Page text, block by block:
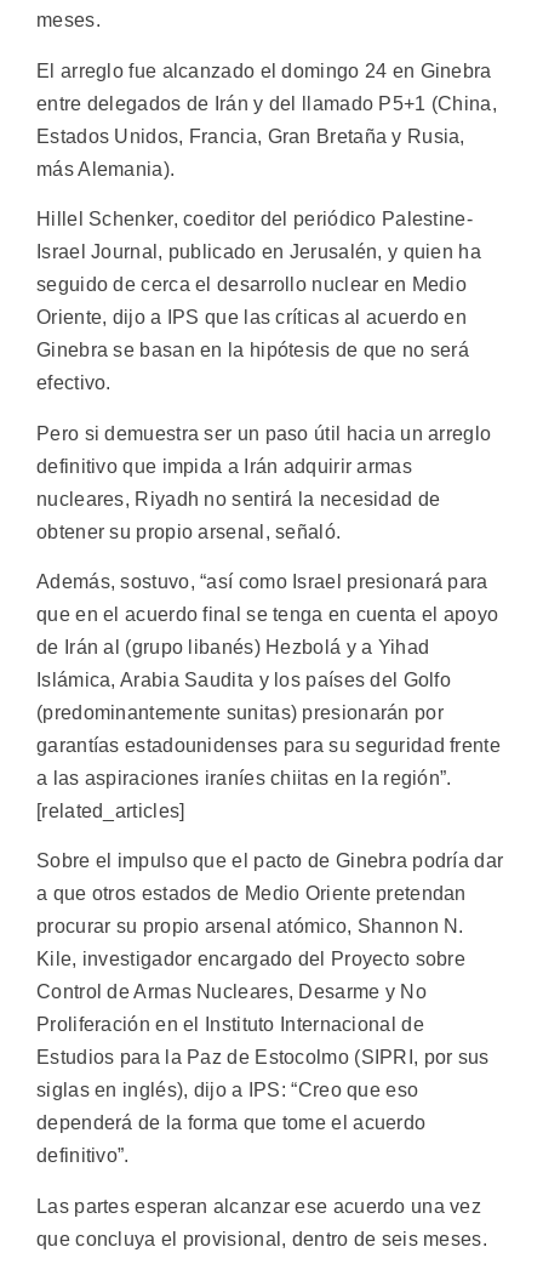
meses.
El arreglo fue alcanzado el domingo 24 en Ginebra
entre delegados de Irán y del llamado P5+1 (China,
Estados Unidos, Francia, Gran Bretaña y Rusia,
más Alemania).
Hillel Schenker, coeditor del periódico Palestine-
Israel Journal, publicado en Jerusalén, y quien ha
seguido de cerca el desarrollo nuclear en Medio
Oriente, dijo a IPS que las críticas al acuerdo en
Ginebra se basan en la hipótesis de que no será
efectivo.
Pero si demuestra ser un paso útil hacia un arreglo
definitivo que impida a Irán adquirir armas
nucleares, Riyadh no sentirá la necesidad de
obtener su propio arsenal, señaló.
Además, sostuvo, “así como Israel presionará para
que en el acuerdo final se tenga en cuenta el apoyo
de Irán al (grupo libanés) Hezbolá y a Yihad
Islámica, Arabia Saudita y los países del Golfo
(predominantemente sunitas) presionarán por
garantías estadounidenses para su seguridad frente
a las aspiraciones iraníes chiitas en la región”.
[related_articles]
Sobre el impulso que el pacto de Ginebra podría dar
a que otros estados de Medio Oriente pretendan
procurar su propio arsenal atómico, Shannon N.
Kile, investigador encargado del Proyecto sobre
Control de Armas Nucleares, Desarme y No
Proliferación en el Instituto Internacional de
Estudios para la Paz de Estocolmo (SIPRI, por sus
siglas en inglés), dijo a IPS: “Creo que eso
dependerá de la forma que tome el acuerdo
definitivo”.
Las partes esperan alcanzar ese acuerdo una vez
que concluya el provisional, dentro de seis meses.